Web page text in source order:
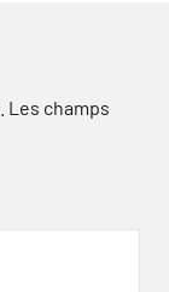
Les champs